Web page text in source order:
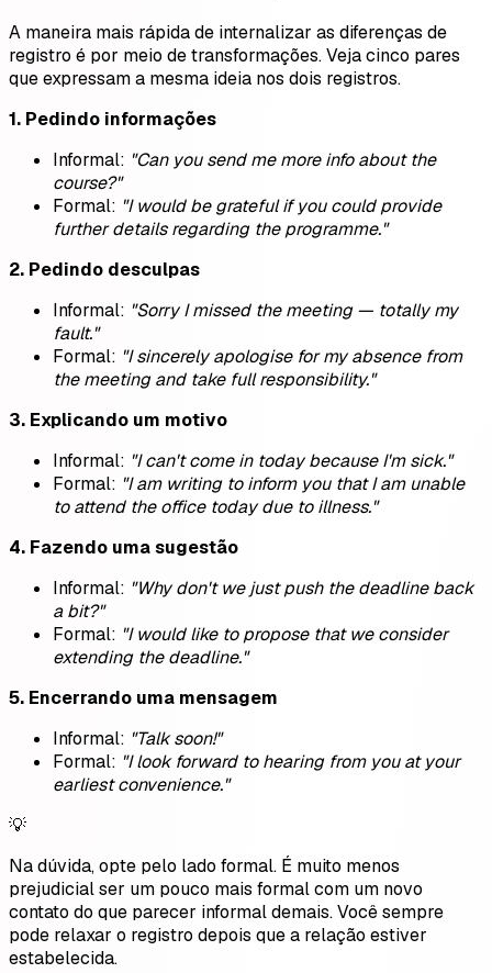
A maneira mais rápida de internalizar as diferenças de
registro é por meio de transformações. Veja cinco pares
que expressam a mesma ideia nos dois registros.
1. Pedindo informações
Informal: "Can you send me more info about the
course?"
Formal: "I would be grateful if you could provide
further details regarding the programme."
2. Pedindo desculpas
Informal: "Sorry I missed the meeting — totally my
fault."
Formal: "I sincerely apologise for my absence from
the meeting and take full responsibility."
3. Explicando um motivo
Informal: "I can't come in today because I'm sick."
Formal: "I am writing to inform you that I am unable
to attend the office today due to illness."
4. Fazendo uma sugestão
Informal: "Why don't we just push the deadline back
a bit?"
Formal: "I would like to propose that we consider
extending the deadline."
5. Encerrando uma mensagem
Informal: "Talk soon!"
Formal: "I look forward to hearing from you at your
earliest convenience."
💡
Na dúvida, opte pelo lado formal. É muito menos
prejudicial ser um pouco mais formal com um novo
contato do que parecer informal demais. Você sempre
pode relaxar o registro depois que a relação estiver
estabelecida.